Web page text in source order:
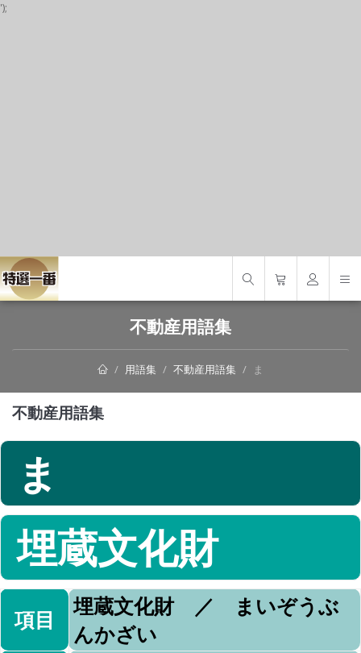
');
不動産用語集
用語集 不動産用語集 ま
不動産用語集
ま
埋蔵文化財
項目
埋蔵文化財 ／ まいぞうぶ
んかざい